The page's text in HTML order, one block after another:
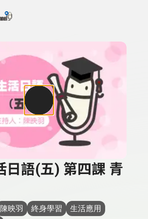
入節目名稱、主持人或關鍵字
日語(五) 第四課 青
陳映羽 終身學習 生活應用